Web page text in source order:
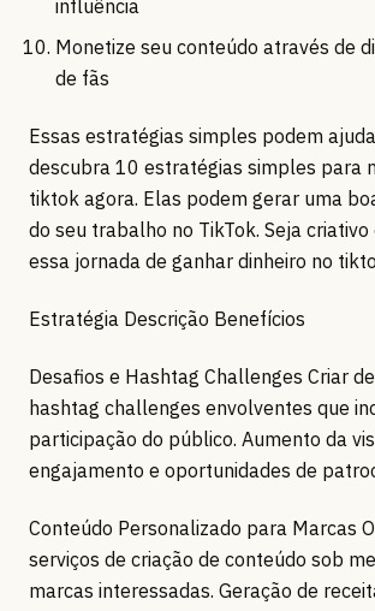
influência
Monetize seu conteúdo através de
de fãs
Essas estratégias simples podem
descubra 10 estratégias simples para
tiktok agora. Elas podem gerar uma
do seu trabalho no TikTok. Seja
essa jornada de ganhar dinheiro no
Estratégia Descrição Benefícios
Desafios e Hashtag Challenges Criar
hashtag challenges envolventes que
participação do público. Aumento da
engajamento e oportunidades de
Conteúdo Personalizado para Marcas
serviços de criação de conteúdo sob
marcas interessadas. Geração de